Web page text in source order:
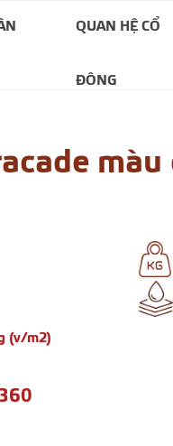
QUAN HỆ CỔ
ĐÔNG
màu
(v/m2)